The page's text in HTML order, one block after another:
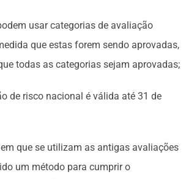
usar categorias de avaliação
que estas forem sendo aprovadas,
todas as categorias sejam aprovadas;
de risco nacional é válida até 31 de
que se utilizam as antigas avaliações
um método para cumprir o